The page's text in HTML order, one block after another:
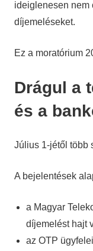
ideiglenesen nem
díjemeléseket.
Ez a moratórium
Drágul a
és a
Július 1-jétől több
A bejelentések
a Magyar
díjemelést hajt
az OTP